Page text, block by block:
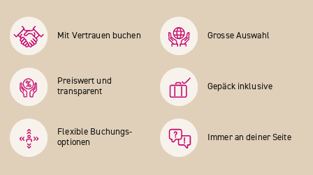
Mit Vertrauen buchen Grosse Auswahl
Preiswert und
transparent
Gepäck inklusive
Flexible Buchungs­
optionen
Immer an deiner Seite